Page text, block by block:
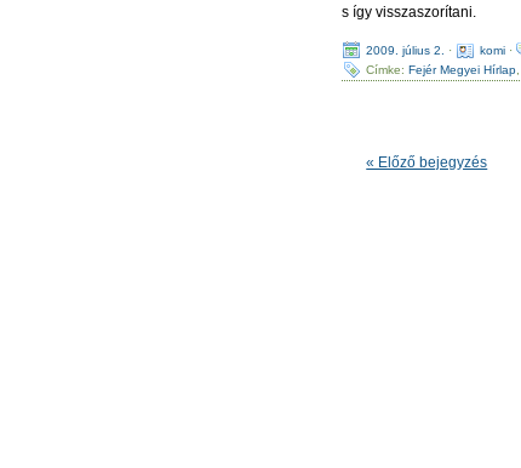
s így visszaszorítani.
2009. július 2. · komi ·
Címke:Fejér Megyei Hírlap
« Előző bejegyzés